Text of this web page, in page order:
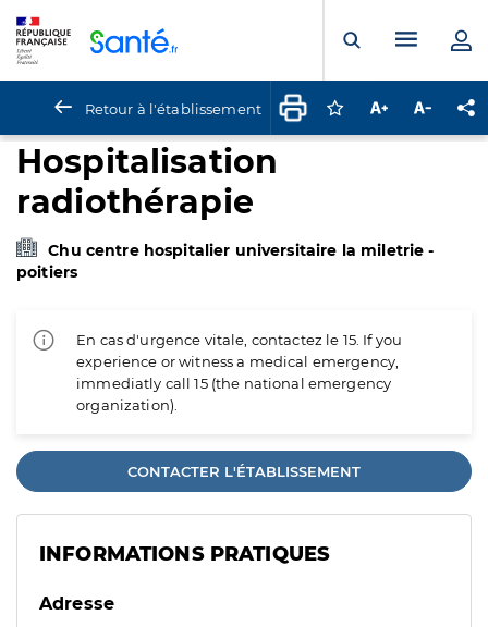
Ouvrir laMenu
Retour à l'établissement Connectez-vous
Augmenter la
Hospitalisation
radiothérapie
Chu centre hospitalier universitaire la miletrie -
poitiers
En cas d'urgence vitale, contactez le 15. If you
experience or witness a medical emergency,
immediatly call 15 (the national emergency
organization).
CONTACTER L'ÉTABLISSEMENT
INFORMATIONS PRATIQUES
Adresse